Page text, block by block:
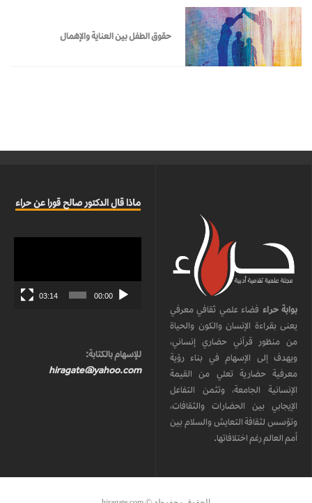
حقوق الطفل بين العناية والإهمال
بوابة حراء فضاء علمي ثقافي معرفي
يعنى بقراءة الإنسان والكون والحياة
من منظور قرآني حضاري إنساني،
ويهدف إلى الإسهام في بناء رؤية
معرفية حضارية تعلي من القيمة
الإنسانية الجامعة، وتثمن التفاعل
الإيجابي بين الحضارات والثقافات،
وتؤسس لثقافة التعايش والسلام بين
أمم العالم رغم اختلافاتها.
ماذا قال الدكتور صالح قورا عن حراء
00:00
03:14
للإسهام بالكتابة:
hiragate@yahoo.com